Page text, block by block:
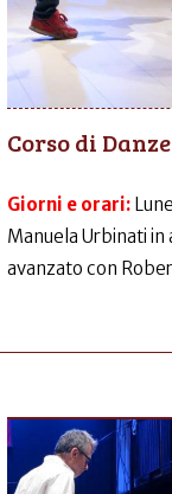
Corso di
Giorni e orari:
Manuela Urbinati
avanzato con